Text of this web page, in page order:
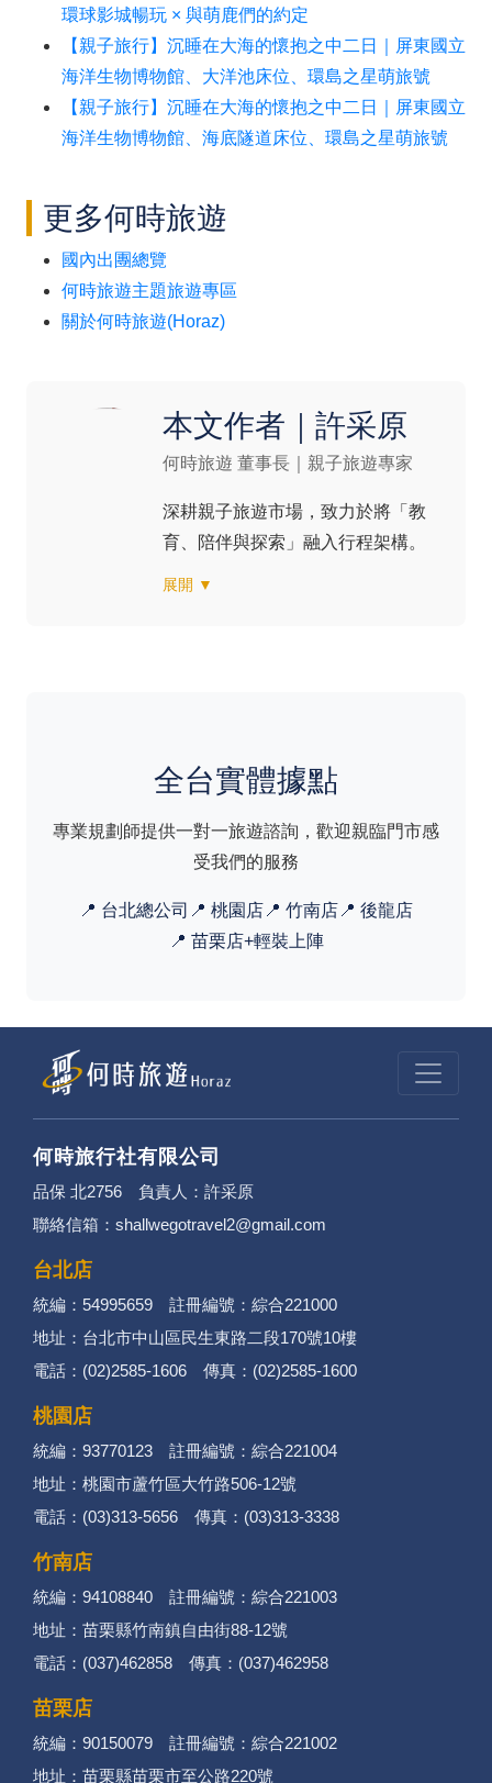
環球影城暢玩 × 與萌鹿們的約定
【親子旅行】沉睡在大海的懷抱之中二日｜屏東國立
海洋生物博物館、大洋池床位、環島之星萌旅號
【親子旅行】沉睡在大海的懷抱之中二日｜屏東國立
海洋生物博物館、海底隧道床位、環島之星萌旅號
更多何時旅遊
國內出團總覽
何時旅遊主題旅遊專區
關於何時旅遊(Horaz)
本文作者｜許采原
何時旅遊 董事長｜親子旅遊專家
深耕親子旅遊市場，致力於將「教
育、陪伴與探索」融入行程架構。
專長：#親子旅遊設計 #分齡教育旅
展開 ▼
全台實體據點
專業規劃師提供一對一旅遊諮詢，歡迎親臨門市感
受我們的服務
📍 台北總公司 📍 桃園店 📍 竹南店 📍 後龍店
📍 苗栗店+輕裝上陣
何時旅行社有限公司
品保 北2756 負責人：許采原
聯絡信箱：shallwegotravel2@gmail.com
台北店
統編：54995659 註冊編號：綜合221000
地址：台北市中山區民生東路二段170號10樓
電話：(02)2585-1606 傳真：(02)2585-1600
桃園店
統編：93770123 註冊編號：綜合221004
地址：桃園市蘆竹區大竹路506-12號
電話：(03)313-5656 傳真：(03)313-3338
竹南店
統編：94108840 註冊編號：綜合221003
地址：苗栗縣竹南鎮自由街88-12號
電話：(037)462858 傳真：(037)462958
苗栗店
統編：90150079 註冊編號：綜合221002
地址：苗栗縣苗栗市至公路220號